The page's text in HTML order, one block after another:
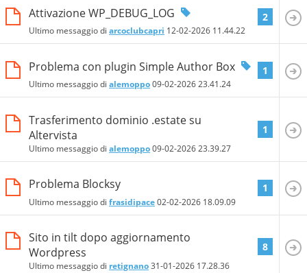
Attivazione WP_DEBUG_LOG
Ultimo messaggio di arcoclubcapri 12-02-2026 11.44.22
2
Problema con plugin Simple Author Box
Ultimo messaggio di alemoppo09-02-202623.41.24
1
Trasferimento dominio .estate su
Altervista
Ultimo messaggio di alemoppo09-02-202623.39.27
1
Problema Blocksy
Ultimo messaggio di frasidipace02-02-2026 18.09.09
1
Sito in tilt dopo aggiornamento
Wordpress
Ultimo messaggio di retignano31-01-2026 17.28.36
8